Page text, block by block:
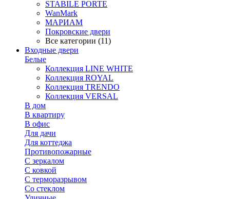
STABILE PORTE
WanMark
МАРИАМ
Покровские двери
Все категории (11)
Входные двери
Белые
Коллекция LINE WHITE
Коллекция ROYAL
Коллекция TRENDO
Коллекция VERSAL
В дом
В квартиру
В офис
Для дачи
Для коттеджа
Противопожарные
С зеркалом
С ковкой
С терморазрывом
Со стеклом